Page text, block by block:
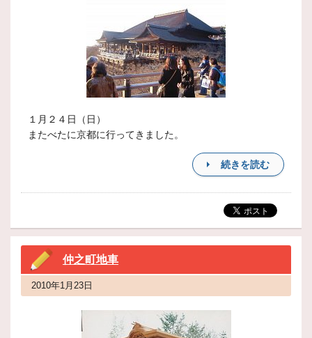
１月２４日（日）
またべたに京都に行ってきました。
続きを読む
仲之町地車
2010年1月23日